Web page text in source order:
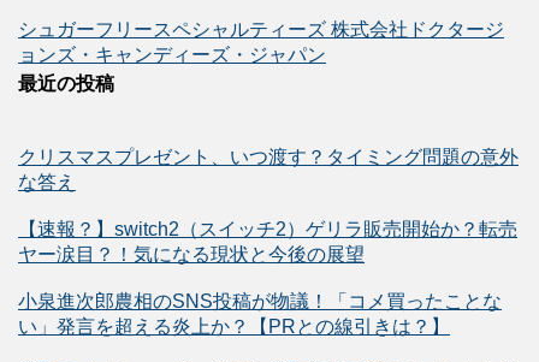
シュガーフリースペシャルティーズ 株式会社ドクタージ
ョンズ・キャンディーズ・ジャパン
最近の投稿
クリスマスプレゼント、いつ渡す？タイミング問題の意外
な答え
【速報？】switch2（スイッチ2）ゲリラ販売開始か？転売
ヤー涙目？！気になる現状と今後の展望
小泉進次郎農相のSNS投稿が物議！「コメ買ったことな
い」発言を超える炎上か？【PRとの線引きは？】